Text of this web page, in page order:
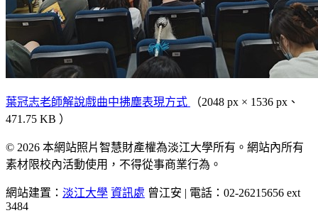
葉冠志老師解說戲曲中拂塵表現方式
（2048 px × 1536 px、
471.75 KB ）
© 2026 本網站照片智慧財產權為淡江大學所有。網站內所有
素材限校內活動使用，不得從事商業行為。
網站建置： 淡江大學 資訊處 曾江安 | 電話：02-26215656 ext
3484